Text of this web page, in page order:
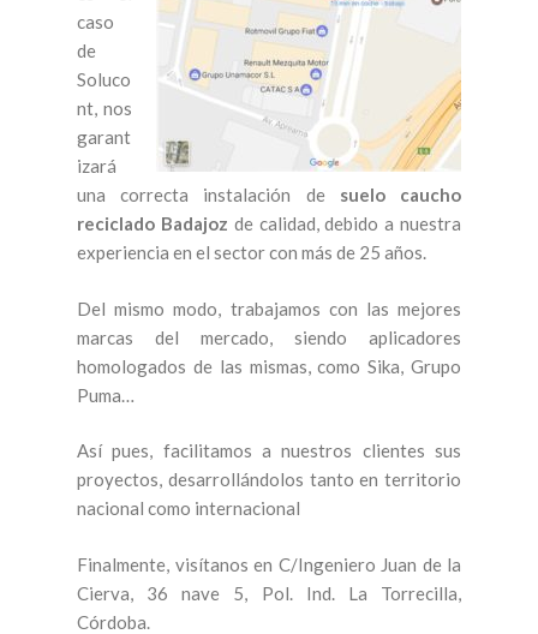
caso
de
Soluco
nt, nos
garant
izará
una correcta instalación de suelo caucho
reciclado Badajoz de calidad, debido a nuestra
experiencia en el sector con más de 25 años.
Del mismo modo, trabajamos con las mejores
marcas del mercado, siendo aplicadores
homologados de las mismas, como Sika, Grupo
Puma…
Así pues, facilitamos a nuestros clientes sus
proyectos, desarrollándolos tanto en territorio
nacional como internacional
Finalmente, visítanos en C/Ingeniero Juan de la
Cierva, 36 nave 5, Pol. Ind. La Torrecilla,
Córdoba.